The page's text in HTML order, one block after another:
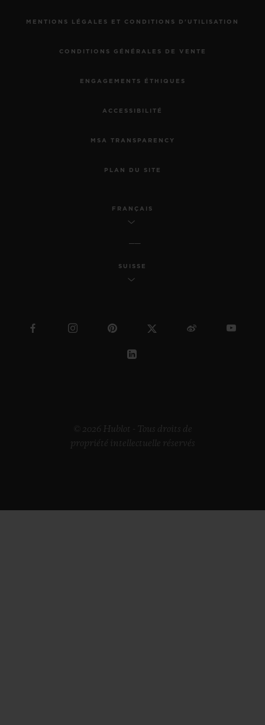
MENTIONS LÉGALES ET CONDITIONS D'UTILISATION
CONDITIONS GÉNÉRALES DE VENTE
ENGAGEMENTS ÉTHIQUES
ACCESSIBILITÉ
MSA TRANSPARENCY
PLAN DU SITE
FRANÇAIS
SUISSE
© 2026 Hublot - Tous droits de
propriété intellectuelle réservés